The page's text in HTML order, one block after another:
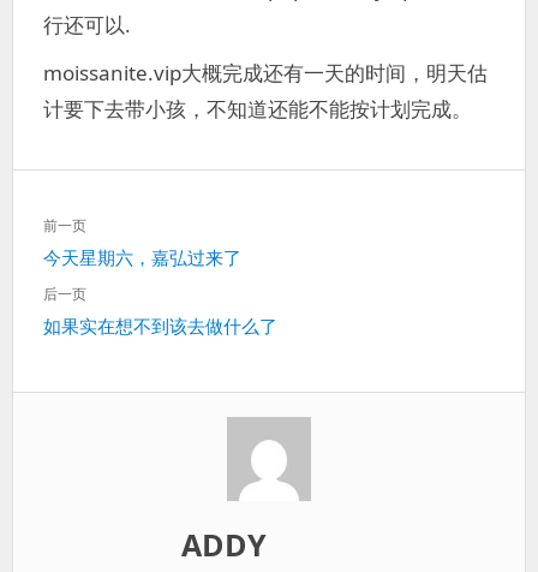
的。
行还可以.
moissanite.vip大概完成还有一天的时间，明天估
计要下去带小孩，不知道还能不能按计划完成。
文
章
导
航
前一页
上
一
今天星期六，嘉弘过来了
后一页
下
如果实在想不到该去做什么了
ADDY